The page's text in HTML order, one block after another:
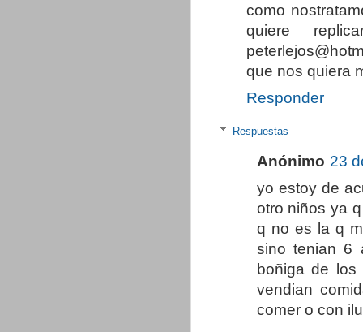
como
quiere
que nos quiera
Responder
Respuestas
Anónimo 23
yo estoy de
otro niños ya
q no es la q
sino tenian 6
boñiga de
vendian
comer o con